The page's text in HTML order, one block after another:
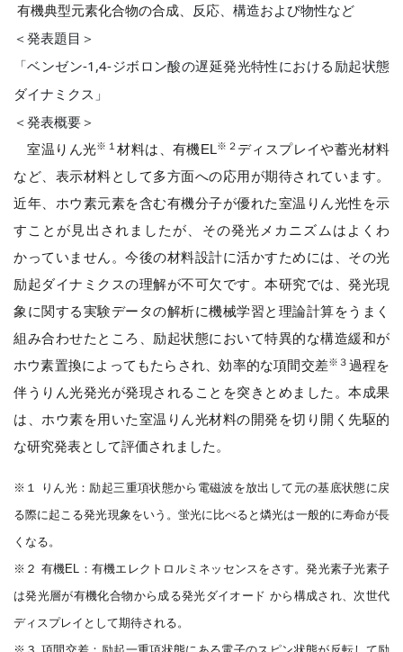
有機典型元素化合物の合成、 反応、構造および物性など
＜発表題目＞
「ベンゼン-1,4-ジボロン酸の遅延発光特性における励起状態
ダイナミクス」
＜発表概要＞
室温りん光※１材料は、有機EL※２ ディスプレイや蓄光材料
など、表示材料として多方面への応用が期待されています。
近年、ホウ素元素を含む有機分子が優れた室温りん光性を示
すことが見出されましたが、その発光メカニズムはよくわ
かっていません。今後の材料設計に活かすためには、その光
励起ダイナミクスの理解が不可欠です。本研究では、発光現
象に関する実験データの解析に機械学習と理論計算をうまく
組み合わせたところ、励起状態において特異的な構造緩和が
ホウ素置換によってもたらされ、効率的な項間交差※３ 過程を
伴うりん光発光が発現されることを突きとめました。本成果
は、ホウ素を用いた室温りん光材料の開発を切り開く先駆的
な研究発表として評価されました。
※１ りん光：励起三重項状態から電磁波を放出して元の基底状態に戻
る際に起こる発光現象をいう。蛍光に比べると燐光は一般的に寿命が長
くなる。
※２ 有機EL：有機エレクトロルミネッセンスをさす。発光素子光素子
は発光層が有機化合物から成る発光ダイオード から構成され、次世代
ディスプレイとして期待される。